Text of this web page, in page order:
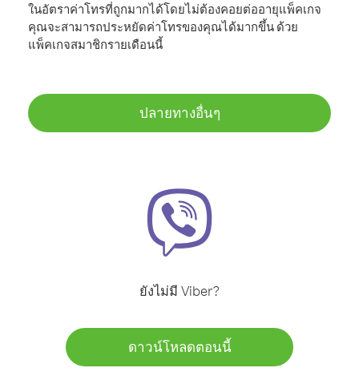
ในอัตราค่าโทรที่ถูกมากได้โดยไม่ต้องคอยต่ออายุแพ็คเกจ
คุณจะสามารถประหยัดค่าโทรของคุณได้มากขึ้น ด้วย
แพ็คเกจสมาชิกรายเดือนนี้
ปลายทางอื่นๆ
ยังไม่มี Viber?
ดาวน์โหลดตอนนี้